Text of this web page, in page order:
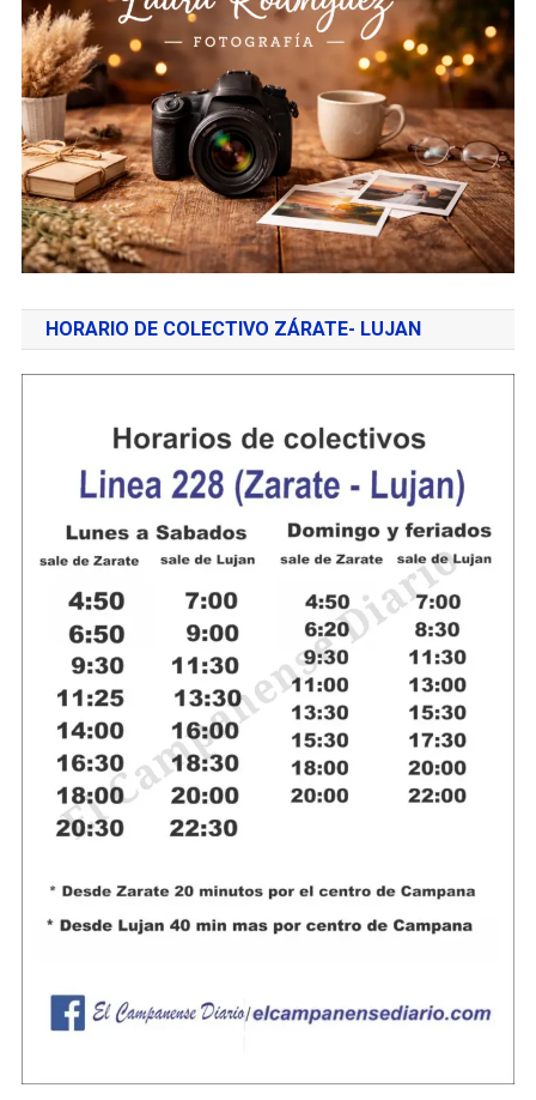
HORARIO DE COLECTIVO ZÁRATE- LUJAN